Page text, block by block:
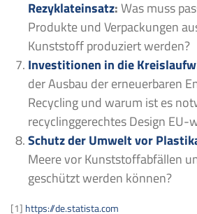
Rezyklateinsatz:Was muss
Produkte und Verpackungen
Kunststoff produziert werden?
Investitionen in die
der Ausbau der erneuerbaren
Recycling und warum ist es
recyclinggerechtes Design EU-
Schutz der Umwelt vor
Meere vor Kunststoffabfällen
geschützt werden können?
[1] https://de.statista.com